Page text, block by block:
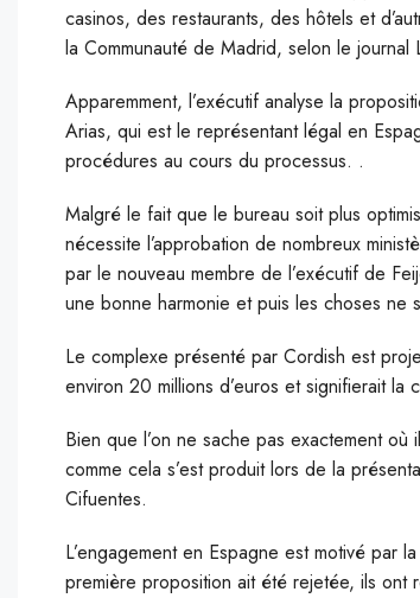
casinos, des restaurants, des hôtels et
la Communauté de Madrid, selon le journal
Apparemment, l’exécutif analyse la
Arias, qui est le représentant légal en
procédures au cours du processus. .
Malgré le fait que le bureau soit plus
nécessite l’approbation de nombreux
par le nouveau membre de l’exécutif de
une bonne harmonie et puis les choses ne
Le complexe présenté par Cordish est
environ 20 millions d’euros et signifierait
Bien que l’on ne sache pas exactement
comme cela s’est produit lors de la
Cifuentes.
L’engagement en Espagne est motivé par
première proposition ait été rejetée, ils ont